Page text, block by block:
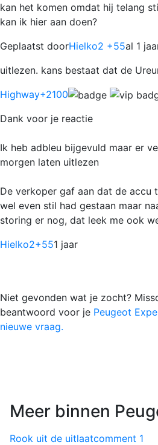
kan het komen omdat hij telang
kan ik hier aan doen?
Geplaatst doorHielko2 +55al 1
uitlezen. kans bestaat dat de
Highway+2100
Dank voor je reactie
Ik heb adbleu bijgevuld maar er
morgen laten uitlezen
De verkoper gaf aan dat de accu
wel even stil had gestaan maar
storing er nog, dat leek me ook
Hielko2+551 jaar
Niet gevonden wat je zocht?
beantwoord voor je Peugeot
nieuwe vraag.
Meer binnen
Rook uit de uitlaatcomment 1